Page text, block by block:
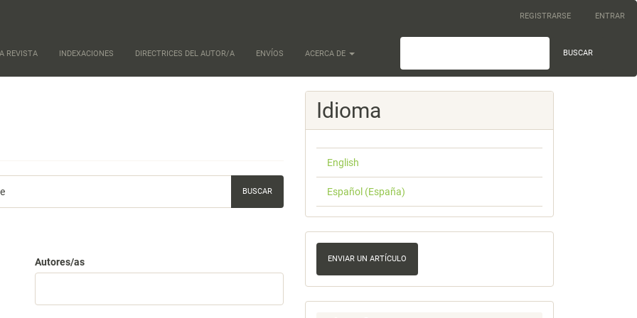
REGISTRARSE ENTRAR
REVISTA INDEXACIONES DIRECTRICES DEL AUTOR/A ENVÍOS ACERCA DE BUSCAR
Autores/as
Idioma
English
Español (España)
Enviar
un
artículo
ENVIAR UN ARTÍCULO